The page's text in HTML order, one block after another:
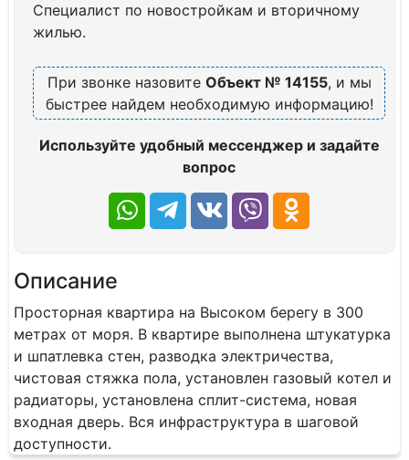
Специалист по новостройкам и вторичному
жилью.
При звонке назовите Объект № 14155, и мы
быстрее найдем необходимую информацию!
Используйте удобный мессенджер и задайте
вопрос
Описание
Просторная квартира на Высоком берегу в 300
метрах от моря. В квартире выполнена штукатурка
и шпатлевка стен, разводка электричества,
чистовая стяжка пола, установлен газовый котел и
радиаторы, установлена сплит-система, новая
входная дверь. Вся инфраструктура в шаговой
доступности.